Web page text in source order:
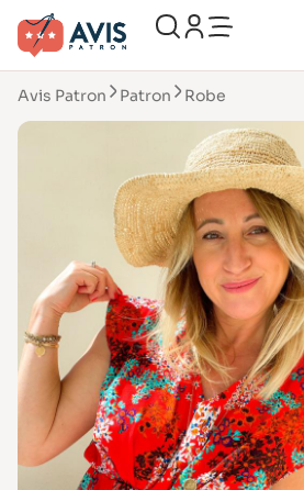
Avis Patron Patron Robe